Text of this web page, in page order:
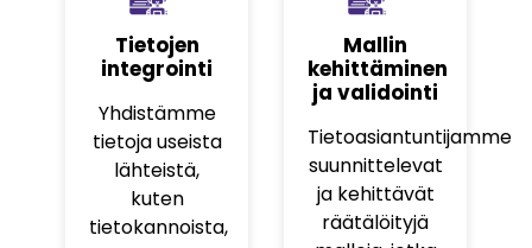
Tietojen
integrointi
Yhdistämme
tietoja useista
lähteistä,
kuten
tietokannoista,
Mallin
kehittäminen
ja validointi
Tietoasiantuntijamme
suunnittelevat
ja kehittävät
räätälöityjä